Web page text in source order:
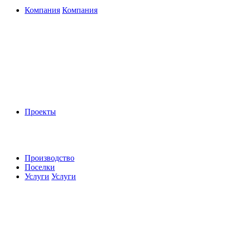
Компания Компания
Проекты
Производство
Поселки
Услуги Услуги